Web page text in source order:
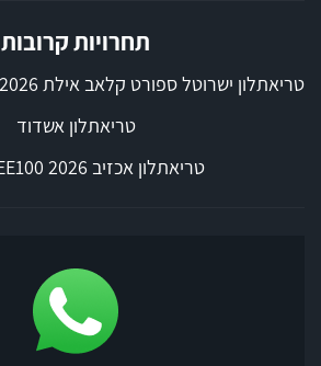
תחרויות קרובות
טריאתלון ישרוטל ספורט קלאב אילת 2026, אליפות ישראל ה-38
טריאתלון אשדוד
טריאתלון אכזיב 2026 GALILEE100